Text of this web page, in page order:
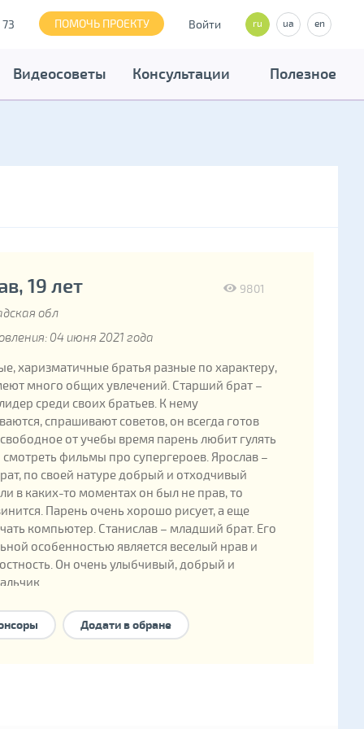
ПОМОЧЬ ПРОЕКТУ Войти ru ua en
Видеосоветы Консультации Полезное
9801
19 лет
обл
04 июня 2021 года
харизматичные братья разные по характеру,
много общих увлечений. Старший брат –
среди своих братьев. К нему
спрашивают советов, он всегда готов
от учебы время парень любит гулять
смотреть фильмы про супергероев. Ярослав –
по своей натуре добрый и отходчивый
в каких-то моментах он был не прав, то
Парень очень хорошо рисует, а еще
компьютер. Станислав – младший брат. Его
особенностью является веселый нрав и
Он очень улыбчивый, добрый и
Додати в обране